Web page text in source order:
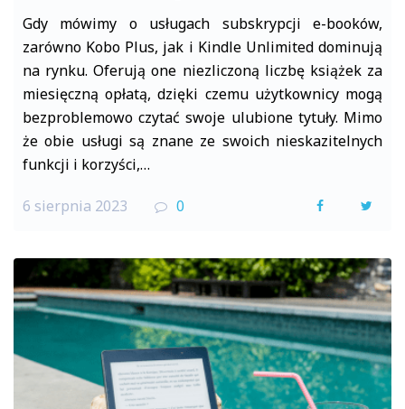
Gdy mówimy o usługach subskrypcji e-booków,
zarówno Kobo Plus, jak i Kindle Unlimited dominują
na rynku. Oferują one niezliczoną liczbę książek za
miesięczną opłatą, dzięki czemu użytkownicy mogą
bezproblemowo czytać swoje ulubione tytuły. Mimo
że obie usługi są znane ze swoich nieskazitelnych
funkcji i korzyści,…
6 sierpnia 2023 0
F
c
e
b
o
o
i
t
t
e